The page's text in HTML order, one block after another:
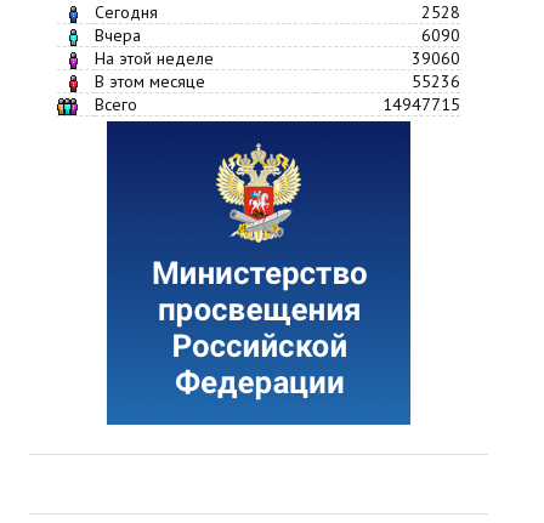
Сегодня
2528
Вчера
6090
На этой неделе
39060
В этом месяце
55236
Всего
14947715